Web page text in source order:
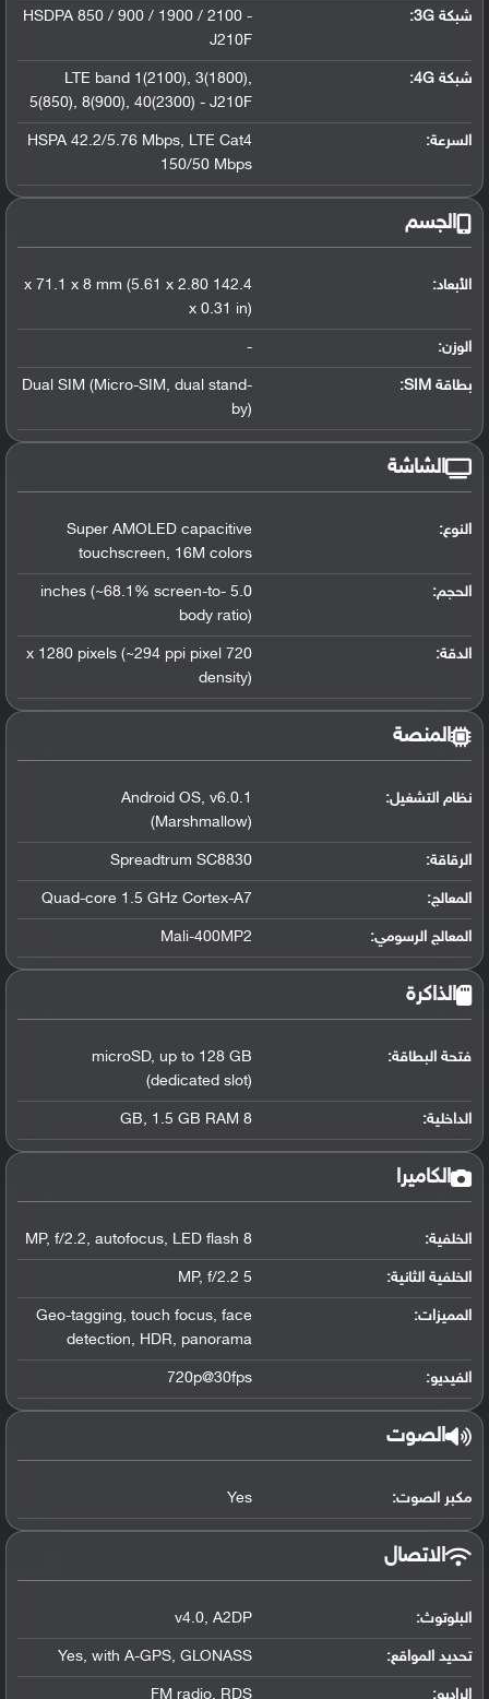
شبكة 3G :
HSDPA 850 / 900 / 1900 / 2100 -
J210F
شبكة 4G :
LTE band 1(2100), 3(1800),
5(850), 8(900), 40(2300) - J210F
السرعة: HSPA 42.2/5.76 Mbps, LTE Cat4
150/50 Mbps
الجسم
الأبعاد:
142.4 x 71.1 x 8 mm (5.61 x 2.80
x 0.31 in)
الوزن: -
بطاقة SIM: Dual SIM (Micro-SIM, dual stand-
by)
الشاشة
النوع:
Super AMOLED capacitive
touchscreen, 16M colors
الحجم:
5.0 inches (~68.1% screen-to-
body ratio)
الدقة:
720 x 1280 pixels (~294 ppi pixel
density)
المنصة
نظام التشغيل:
Android OS, v6.0.1
(Marshmallow)
الرقاقة:
Spreadtrum SC8830
المعالج:
Quad-core 1.5 GHz Cortex-A7
المعالج الرسومي:
Mali-400MP2
الذاكرة
فتحة البطاقة: microSD, up to 128 GB
(dedicated slot)
الداخلية: 8 GB
, 1.5 GB RAM
الكاميرا
الخلفية: 8 MP
, f/2.2, autofocus, LED flash
الخلفية الثانية: 5 MP
, f/2.2
المميزات: Geo-tagging, touch focus, face
detection, HDR, panorama
الفيديو: 720p@30fps
الصوت
مكبر الصوت: Yes
الاتصال
البلوتوث:
v4.0, A2DP
تحديد المواقع:
Yes, with A-GPS, GLONASS